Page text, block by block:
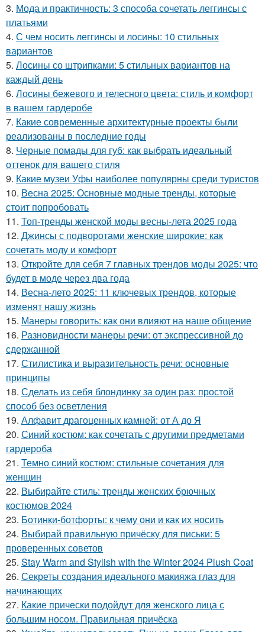
3. Мода и практичность: 3 способа сочетать леггинсы с
платьями
4. С чем носить леггинсы и лосины: 10 стильных
вариантов
5. Лосины со штрипками: 5 стильных вариантов на
каждый день
6. Лосины бежевого и телесного цвета: стиль и комфорт
в вашем гардеробе
7. Какие современные архитектурные проекты были
реализованы в последние годы
8. Черные помады для губ: как выбрать идеальный
оттенок для вашего стиля
9. Какие музеи Уфы наиболее популярны среди туристов
10. Весна 2025: Основные модные тренды, которые
стоит попробовать
11. Топ-тренды женской моды весны-лета 2025 года
12. Джинсы с подворотами женские широкие: как
сочетать моду и комфорт
13. Откройте для себя 7 главных трендов моды 2025: что
будет в моде через два года
14. Весна-лето 2025: 11 ключевых трендов, которые
изменят нашу жизнь
15. Манеры говорить: как они влияют на наше общение
16. Разновидности манеры речи: от экспрессивной до
сдержанной
17. Стилистика и выразительность речи: основные
принципы
18. Сделать из себя блондинку за один раз: простой
способ без осветления
19. Алфавит драгоценных камней: от А до Я
20. Синий костюм: как сочетать с другими предметами
гардероба
21. Темно синий костюм: стильные сочетания для
женщин
22. Выбирайте стиль: тренды женских брючных
костюмов 2024
23. Ботинки-ботфорты: к чему они и как их носить
24. Выбирай правильную причёску для письки: 5
проверенных советов
25. Stay Warm and Stylish with the Winter 2024 Plush Coat
26. Секреты создания идеального макияжа глаз для
начинающих
27. Какие прически подойдут для женского лица с
большим носом. Правильная причёска